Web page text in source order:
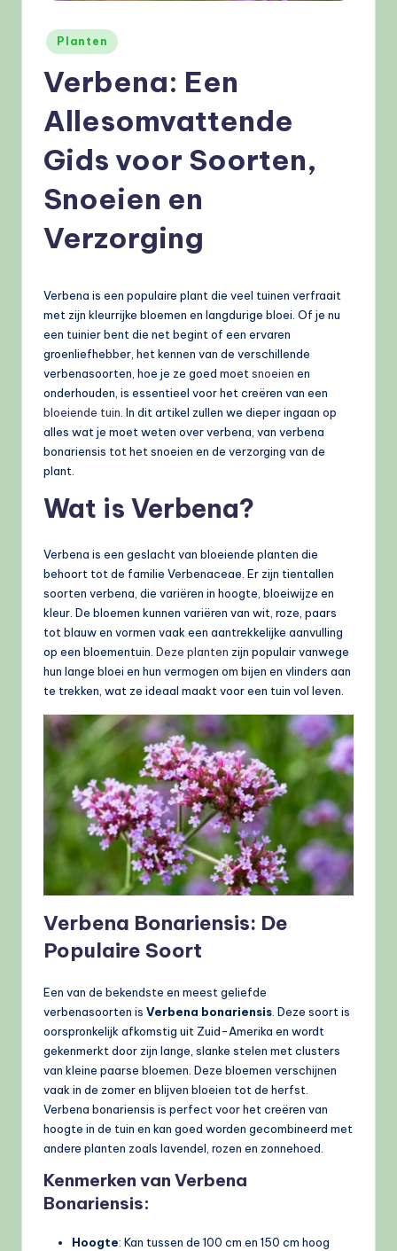
Geplaatst
in
Planten
Verbena: Een
Allesomvattende
Gids voor Soorten,
Snoeien en
Verzorging
Verbena is een populaire plant die veel tuinen verfraait
met zijn kleurrijke bloemen en langdurige bloei. Of je nu
een tuinier bent die net begint of een ervaren
groenliefhebber, het kennen van de verschillende
verbenasoorten, hoe je ze goed moet snoeien en
onderhouden, is essentieel voor het creëren van een
bloeiende tuin . In dit artikel zullen we dieper ingaan op
alles wat je moet weten over verbena, van verbena
bonariensis tot het snoeien en de verzorging van de
plant.
Wat is Verbena?
Verbena is een geslacht van bloeiende planten die
behoort tot de familie Verbenaceae. Er zijn tientallen
soorten verbena, die variëren in hoogte, bloeiwijze en
kleur. De bloemen kunnen variëren van wit, roze, paars
tot blauw en vormen vaak een aantrekkelijke aanvulling
op een bloementuin. Deze planten zijn populair vanwege
hun lange bloei en hun vermogen om bijen en vlinders aan
te trekken, wat ze ideaal maakt voor een tuin vol leven.
Verbena Bonariensis: De
Populaire Soort
Een van de bekendste en meest geliefde
verbenasoorten is Verbena bonariensis . Deze soort is
oorspronkelijk afkomstig uit Zuid-Amerika en wordt
gekenmerkt door zijn lange, slanke stelen met clusters
van kleine paarse bloemen. Deze bloemen verschijnen
vaak in de zomer en blijven bloeien tot de herfst.
Verbena bonariensis is perfect voor het creëren van
hoogte in de tuin en kan goed worden gecombineerd met
andere planten zoals lavendel, rozen en zonnehoed.
Kenmerken van Verbena
Bonariensis:
Hoogte: Kan tussen de 100 cm en 150 cm hoog